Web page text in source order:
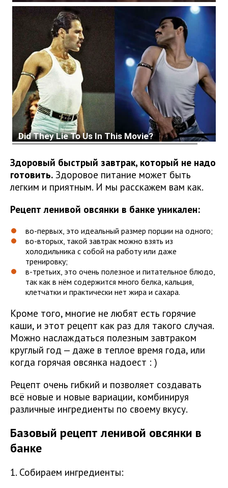
Здоровый быстрый завтрак, который не надо
готовить. Здоровое питание может быть
легким и приятным. И мы расскажем вам как.
Рецепт ленивой овсянки в банке уникален:
во-первых, это идеальный размер порции на одного;
во-вторых, такой завтрак можно взять из
холодильника с собой на работу или даже
тренировку;
в-третьих, это очень полезное и питательное блюдо,
так как в нём содержится много белка, кальция,
клетчатки и практически нет жира и сахара.
Кроме того, многие не любят есть горячие
каши, и этот рецепт как раз для такого случая.
Можно наслаждаться полезным завтраком
круглый год — даже в теплое время года, или
когда горячая овсянка надоест : )
Рецепт очень гибкий и позволяет создавать
всё новые и новые вариации, комбинируя
различные ингредиенты по своему вкусу.
Базовый рецепт ленивой овсянки в
банке
1. Собираем ингредиенты: